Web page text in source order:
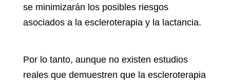
se minimizarán los posibles riesgos
asociados a la escleroterapia y la lactancia.
Por lo tanto, aunque no existen estudios
reales que demuestren que la escleroterapia